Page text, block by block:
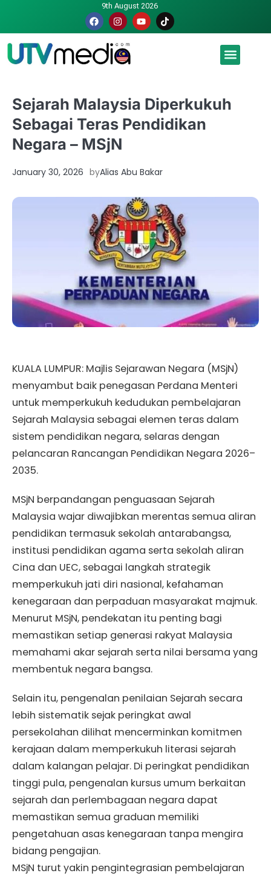
9th August 2026
Sejarah Malaysia Diperkukuh
Sebagai Teras Pendidikan
Negara – MSjN
January 30, 2026 byAlias Abu Bakar
KUALA LUMPUR: Majlis Sejarawan Negara (MSjN)
menyambut baik penegasan Perdana Menteri
untuk memperkukuh kedudukan pembelajaran
Sejarah Malaysia sebagai elemen teras dalam
sistem pendidikan negara, selaras dengan
pelancaran Rancangan Pendidikan Negara 2026–
2035.
MSjN berpandangan penguasaan Sejarah
Malaysia wajar diwajibkan merentas semua aliran
pendidikan termasuk sekolah antarabangsa,
institusi pendidikan agama serta sekolah aliran
Cina dan UEC, sebagai langkah strategik
memperkukuh jati diri nasional, kefahaman
kenegaraan dan perpaduan masyarakat majmuk.
Menurut MSjN, pendekatan itu penting bagi
memastikan setiap generasi rakyat Malaysia
memahami akar sejarah serta nilai bersama yang
membentuk negara bangsa.
Selain itu, pengenalan penilaian Sejarah secara
lebih sistematik sejak peringkat awal
persekolahan dilihat mencerminkan komitmen
kerajaan dalam memperkukuh literasi sejarah
dalam kalangan pelajar. Di peringkat pendidikan
tinggi pula, pengenalan kursus umum berkaitan
sejarah dan perlembagaan negara dapat
memastikan semua graduan memiliki
pengetahuan asas kenegaraan tanpa mengira
bidang pengajian.
MSjN turut yakin pengintegrasian pembelajaran